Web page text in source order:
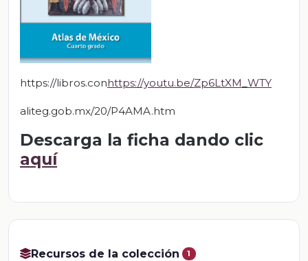
https://libros.conhttps://youtu.be/Zp6LtXM_WTY
aliteg.gob.mx/20/P4AMA.htm
Descarga la ficha dando clic
aquí
Recursos de la colección 1